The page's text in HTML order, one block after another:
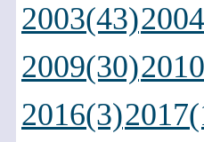
2003(43)
2009(30)
2016(3)